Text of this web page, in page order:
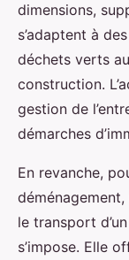
dimensions,
s’adaptent à
déchets verts
construction.
gestion de
démarches
En revanche,
le transport
s’impose. Elle